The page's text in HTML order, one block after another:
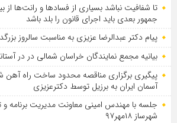
تا شفافیت نباشد بسیاری از فساد‌ها و رانت‌ها
جمهور بعدی باید اجرای قانون را بلد باشد
پیام دکتر عبدالرضا عزیزی به مناسبت سالروز
بیانیه مجمع نمایندگان خراسان شمالی در در
پیگیری برگزاری مناقصه محدود ساخت راه آهن
آسمان ایران به برزیل توسط دکترعزیزی
جلسه با مهندس امینی معاونت مدیریت برنامه و
شهرساز ۱۸مهر۹۷